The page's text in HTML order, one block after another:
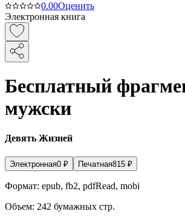
0.00Оценить
Электронная книга
Бесплатный
мужски
Девять Жизней
Электронная0 ₽ Печатная815 ₽
Формат: epub, fb2, pdfRead, mobi
Объем: 242 бумажных стр.